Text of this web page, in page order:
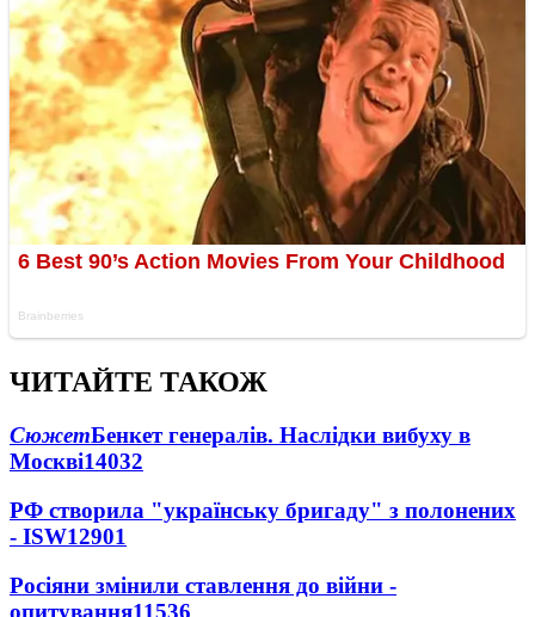
ЧИТАЙТЕ ТАКОЖ
СюжетБенкет генералів. Наслідки вибуху в
Москві14032
РФ створила "українську бригаду" з полонених
- ISW12901
Росіяни змінили ставлення до війни -
опитування11536